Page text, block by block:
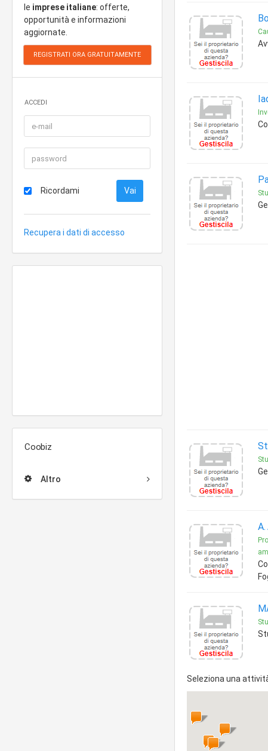
le imprese italiane: offerte,
opportunità e informazioni
aggiornate.
ACCEDI
Ricordami
Recupera i dati di accesso
Coobiz
Altro
A.
Seleziona una